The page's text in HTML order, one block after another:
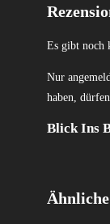
Es gibt noch
Nur
haben,
Blick Ins